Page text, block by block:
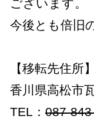
ございます。
今後とも倍旧
【移転先住所
香川県高松市
TEL： 087-